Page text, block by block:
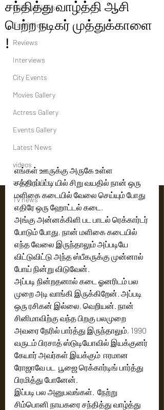
Political News
Tamil News
Reviews
Interviews
City Events
Movies Gallery
Actress Gallery
Events Gallery
Latest News
videos
actors gallery
Tv news
சந்தித்து வாழ்த்தி ஆசி
பெற்ற நடிகர் முத்துக்காளை
!
எங்கள் ஊருக்கு அருகே உள்ள
சத்திரப்பட்டி யில் சிறு வயதில் நான் ஒரு
மளிகை கடையில் வேலை செய்யும் போது
எதிரே ஒரு ஹோட்டல் கடை.
அங்கு அன்னக்கிளி பட பாடல் ரெக்கார்டர்
போடும் போது, நான் மளிகை கடையில்
எந்த வேலை இருந்தாலும் அப்படியே
விட்டுவிட்டு அந்த ஸ்பீகருக்கு முன்னால்
போய் நின்று விடுவேன்.
அப்படி நின்றதனால் கடை ஓனரிடம் பல
முறை அடி வாங்கி இருக்கிறேன். அப்படி
ஒரு ரசிகன் இல்லை, வெறியன். நான்
சினிமாவிற்கு வந்த பிறகு பலமுறை
அவரை நேரில் பார்த்து இருந்தாலும், 1990
வருடம் பிரசாத் ஸ்டுடியோவில் இயக்குனர்
கேயார் அவர்கள் இயக்கும்  ஈரமான
ரோஜாவே பட  பூஜை ரெக்கார்டிங் பார்த்து
பிரமித்து போனேன்.
இப்படி பல அனுபவங்கள்.  நேற்று
சிம்பொனி நாயகரை‌ சந்தித்து வாழ்த்து